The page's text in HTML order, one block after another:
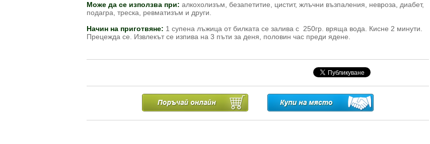
Може да се използва при: алкохолизъм, безапетитие, цистит, жлъчни възпаления, невроза, диабет,
подагра, треска, ревматизъм и други.
Начин на приготвяне: 1 супена лъжица от билката се залива с 250гр. вряща вода. Кисне 2 минути.
Прецежда се. Извлекът се изпива на 3 пъти за деня, половин час преди ядене.